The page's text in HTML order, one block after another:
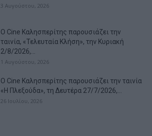
3 Αυγούστου, 2026
Ο Cine Καλησπερίτης παρουσιάζει την
ταινία, «Τελευταία Κλήση», την Κυριακή
2/8/2026,...
1 Αυγούστου, 2026
Ο Cine Καλησπερίτης παρουσιάζει την ταινία
«Η Πλεξούδα», τη Δευτέρα 27/7/2026,...
26 Ιουλίου, 2026